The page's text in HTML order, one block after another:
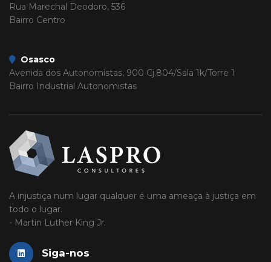
Rua Marechal Deodoro, 536
Bairro Centro
Osasco
Avenida dos Autonomistas, 900 Cj.804/Sala 1k/Torre 1
Bairro Industrial Autonomistas
A injustiça num lugar qualquer é uma ameaça à justiça em
todo o lugar.
- Martin Luther King Jr.
Siga-nos